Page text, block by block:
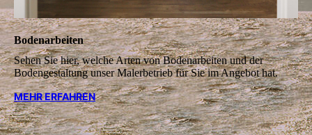
Bodenarbeiten
Sehen Sie hier, welche Arten von Boden­arbeiten und der
Boden­gestal­tung unser Malerbetrieb für Sie im Angebot hat.
MEHR ERFAHREN